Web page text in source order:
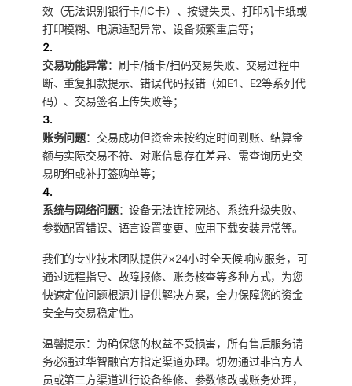
效（无法识别银行卡/IC卡）、按键失灵、打印机卡纸或
打印模糊、电源适配异常、设备频繁重启等；
2.
交易功能异常：刷卡/插卡/扫码交易失败、交易过程中
断、重复扣款提示、错误代码报错（如E1、E2等系列代
码）、交易签名上传失败等；
3.
账务问题：交易成功但资金未按约定时间到账、结算金
额与实际交易不符、对账信息存在差异、需查询历史交
易明细或补打签购单等；
4.
系统与网络问题：设备无法连接网络、系统升级失败、
参数配置错误、语言设置变更、应用下载安装异常等。
我们的专业技术团队提供7×24小时全天候响应服务，可
通过远程指导、故障报修、账务核查等多种方式，为您
快速定位问题根源并提供解决方案，全力保障您的资金
安全与交易稳定性。
温馨提示：为确保您的权益不受损害，所有售后服务请
务必通过华智融官方指定渠道办理。切勿通过非官方人
员或第三方渠道进行设备维修、参数修改或账务处理，